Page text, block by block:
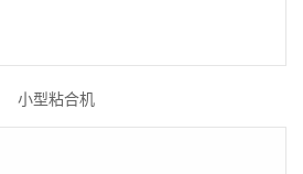
小型粘合机